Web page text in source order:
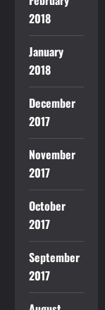
2018
January
2018
December
2017
November
2017
October
2017
September
2017